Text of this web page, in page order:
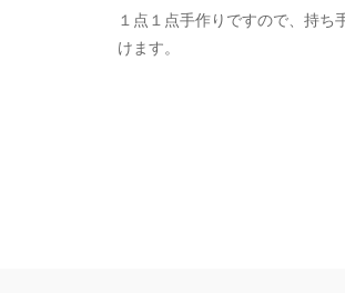
１点１点手作りですので、持
けます。